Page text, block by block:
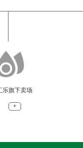
乐旗下卖场
+